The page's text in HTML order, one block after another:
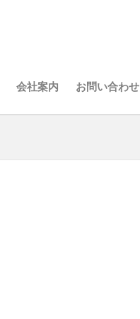
会社案内 お問い合わせ